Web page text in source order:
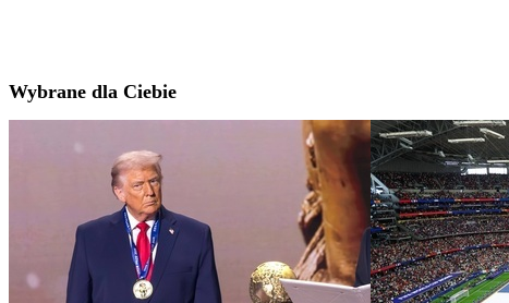
Wybrane dla Ciebie